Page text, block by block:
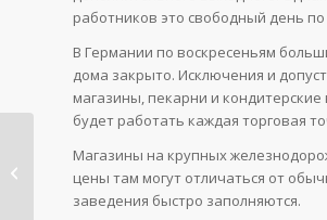
работников это свободный день
В Германии по воскресеньям
дома закрыто. Исключения и
магазины, пекарни и
будет работать каждая торговая
Магазины на крупных
цены там могут отличаться от
заведения быстро заполняются.
Хэллоуин в Германии:
31 октября праздник